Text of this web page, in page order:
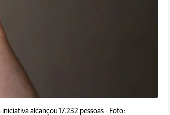
alcançou 17.232 pessoas - Foto: